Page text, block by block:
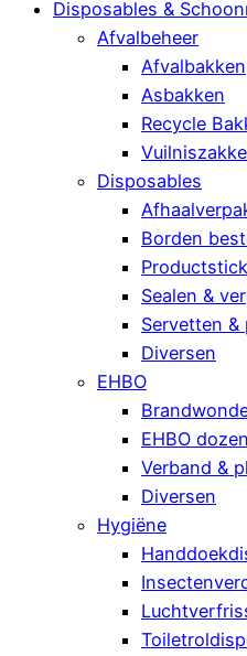
Disposables &
Afvalbeheer
Afvalbakken
Asbakken
Recycle
Disposables
Borden
Sealen &
Servetten &
Diversen
EHBO
EHBO dozen
Verband &
Diversen
Hygiëne